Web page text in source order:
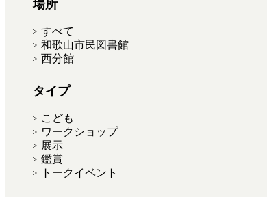
場所
すべて
和歌山市民図書館
西分館
タイプ
こども
ワークショップ
展示
鑑賞
トークイベント